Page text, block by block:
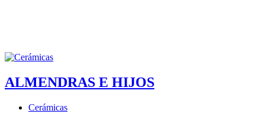
ALMENDRAS E HIJOS
Cerámicas